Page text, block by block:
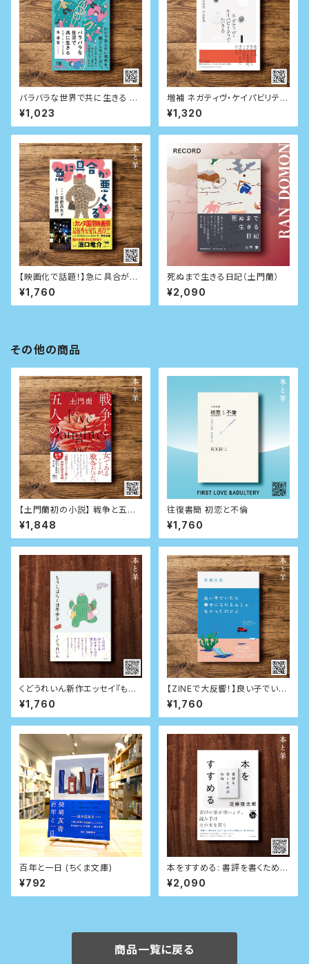
バラバラな世界で共に生きる リ
チャード・ローティの哲学 (NHK
出版新書)
¥1,023
増補 ネガティヴ・ケイパビリティ
で生きる 答えを急がず立ち止ま
る力
¥1,320
【映画化で話題！】急に具合が悪
くなる
¥1,760
死ぬまで生きる日記（土門蘭）
¥2,090
その他の商品
【土門蘭初の小説】 戦争と五人
の女 （河出書房新社版）
¥1,848
往復書簡 初恋と不倫
¥1,760
くどうれいん新作エッセイ『もう
しばらくは早歩き』
¥1,760
【ZINEで大反響！】良い子でいた
ら幸せになれるんじゃなかった
のかよ（単行本）
¥1,760
百年と一日 (ちくま文庫)
¥792
本をすすめる: 書評を書くための
技術
¥2,090
商品一覧に戻る